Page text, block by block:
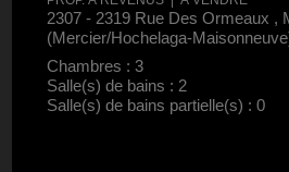
2307 - 2319 Rue Des Ormeaux ,
(Mercier/Hochelaga-
Chambres : 3
Salle(s) de bains : 2
Salle(s) de bains partielle(s) : 0